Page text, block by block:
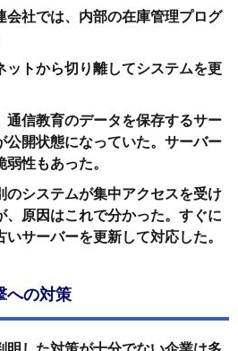
会社では、内部の在庫管理プログ
ットから切り離してシステムを更
通信教育のデータを保存するサー
公開状態になっていた。サーバー
性もあった。
のシステムが集中アクセスを受け
、原因はこれで分かった。すぐに
サーバーを更新して対応した。
への対策